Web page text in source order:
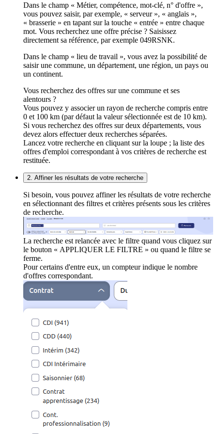
Dans le champ « Métier, compétence, mot-clé, n° d'offre »,
vous pouvez saisir, par exemple, « serveur », « anglais »,
« brasserie » en tapant sur la touche « entrée » entre chaque
mot. Vous recherchez une offre précise ? Saisissez
directement sa référence, par exemple 049RSNK.
Dans le champ « lieu de travail », vous avez la possibilité de
saisir une commune, un département, une région, un pays ou
un continent.
Vous recherchez des offres sur une commune et ses
alentours ?
Vous pouvez y associer un rayon de recherche compris entre
0 et 100 km (par défaut la valeur sélectionnée est de 10 km).
Si vous recherchez des offres sur deux départements, vous
devez alors effectuer deux recherches séparées.
Lancez votre recherche en cliquant sur la loupe ; la liste des
offres d'emploi correspondant à vos critères de recherche est
restituée.
2. Affiner les résultats de votre recherche
Si besoin, vous pouvez affiner les résultats de votre recherche
en sélectionnant des filtres et critères présents sous les critères
de recherche.
La recherche est relancée avec le filtre quand vous cliquez sur
le bouton « APPLIQUER LE FILTRE » ou quand le filtre se
ferme.
Pour certains d'entre eux, un compteur indique le nombre
d'offres correspondant.